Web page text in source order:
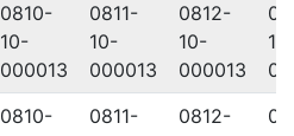
0810-
10-
000013
0811-
10-
000013
0812-
10-
000013
0810-
0811-
0812-